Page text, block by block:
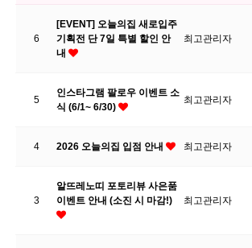
6
[EVENT] 오늘의집 새로입주
기획전 단 7일 특별 할인 안
내
최고관리자
5
인스타그램 팔로우 이벤트 소
식 (6/1~ 6/30)
최고관리자
4 2026 오늘의집 입점 안내 최고관리자
3
알뜨레노띠 포토리뷰 사은품
이벤트 안내 (소진 시 마감!)
최고관리자